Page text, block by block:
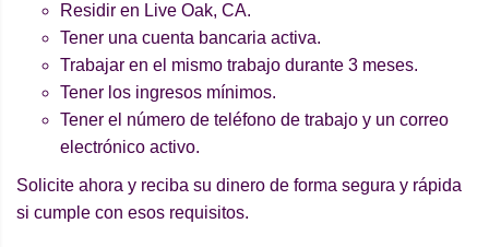
Residir en Live Oak, CA.
Tener una cuenta bancaria activa.
Trabajar en el mismo trabajo durante 3 meses.
Tener los ingresos mínimos.
Tener el número de teléfono de trabajo y un correo
electrónico activo.
Solicite ahora y reciba su dinero de forma segura y rápida
si cumple con esos requisitos.